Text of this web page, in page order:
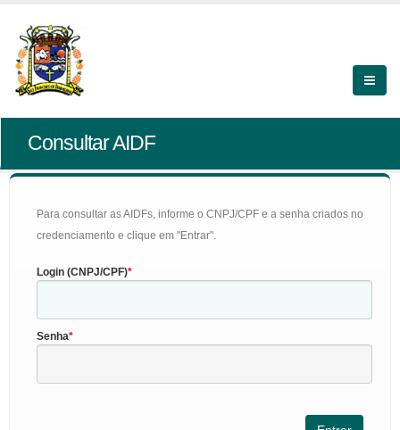
Consultar AIDF
Para consultar as AIDFs, informe o CNPJ/CPF e a senha criados no
credenciamento e clique em "Entrar".
Login (CNPJ/CPF)
Senha